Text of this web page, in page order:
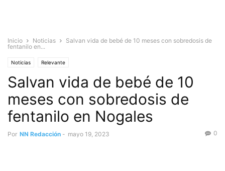
Inicio Noticias
Salvan vida de bebé de 10 meses con sobredosis de
fentanilo en...
Noticias Relevante
Salvan vida de bebé de 10
meses con sobredosis de
fentanilo en Nogales
Por NN Redacción - mayo 19, 2023 0